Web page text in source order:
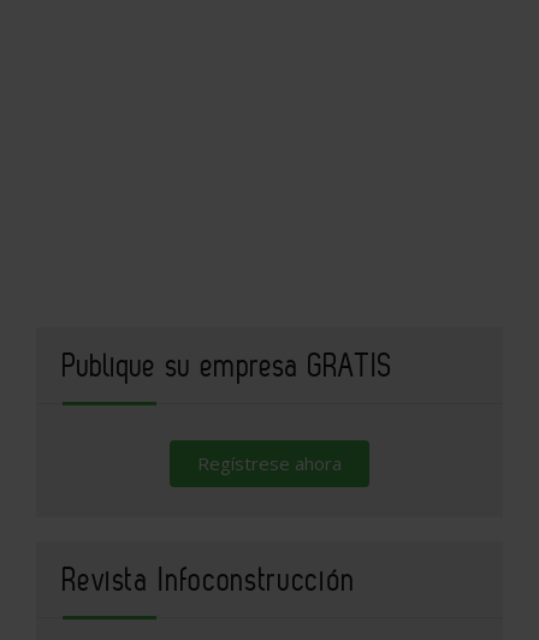
Publique su empresa GRATIS
Regístrese ahora
Revista Infoconstrucción